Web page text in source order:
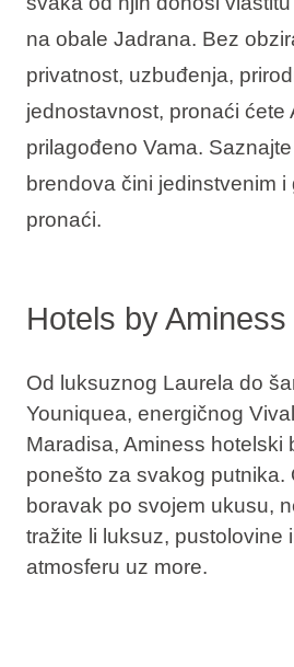
Blogovi
na obale Jadrana. Bez
privatnost, uzbuđenja,
jednostavnost, pronaći ćete
prilagođeno Vama.
brendova čini jedinstvenim i
pronaći.
Hotels by Aminess
Od luksuznog Laurelado
Youniquea, energičnog
Maradisa, Aminess hotelski
ponešto za svakog putnika.
boravak po svojem ukusu,
tražite li luksuz, pustolovine
atmosferu uz more.